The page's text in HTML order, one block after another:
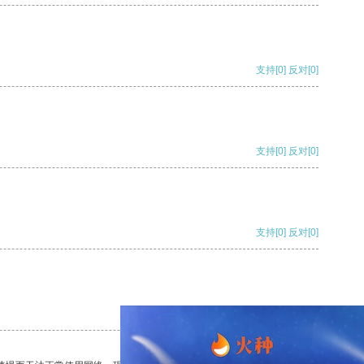
支持[0] 反对[0]
支持[0] 反对[0]
支持[0] 反对[0]